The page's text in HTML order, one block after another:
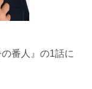
番人』の1話に